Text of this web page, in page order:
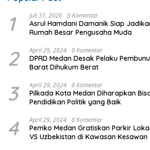
1 Juli 31, 2026 0 Komentar
Asrul Hamdani Damanik Siap
Rumah Besar Pengusaha Muda
2 April 29, 2024 0 Komentar
DPRD Medan Desak Pelaku
Barat Dihukum Berat
3 April 29, 2024 0 Komentar
Pilkada Kota Medan Diharapkan
Pendidikan Politik yang Baik
4 April 29, 2024 0 Komentar
Pemko Medan Gratiskan Parkir
VS Uzbekistan di Kawasan Kesawan